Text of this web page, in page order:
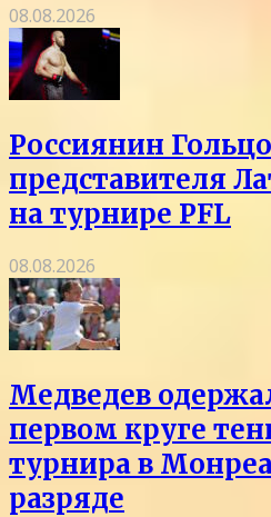
08.08.2026
Россиянин
представителя
на турнире PFL
08.08.2026
Медведев
первом круге
турнира в
разряде